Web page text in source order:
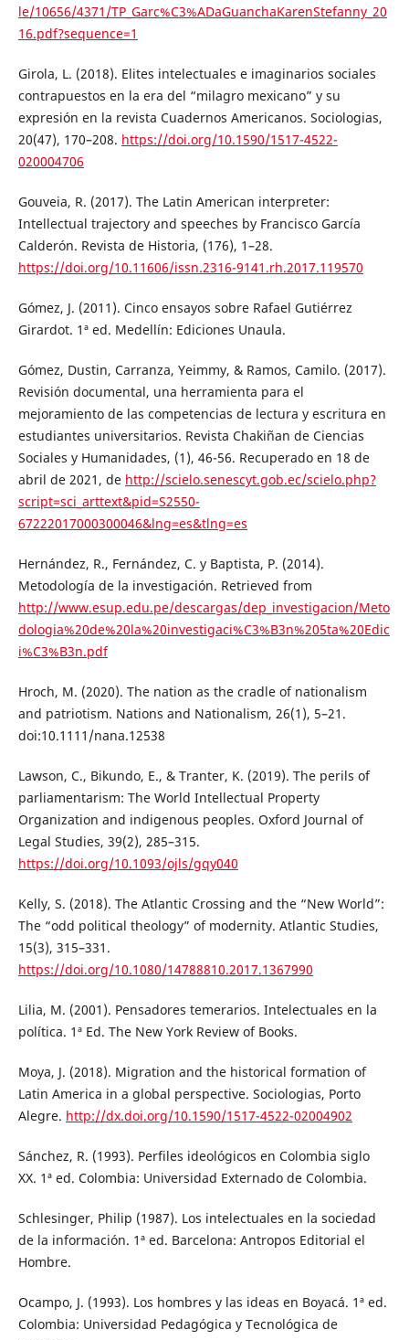
le/10656/4371/TP_Garc%C3%ADaGuanchaKarenStefanny_20
16.pdf?sequence=1
Girola, L. (2018). Elites intelectuales e imaginarios sociales
contrapuestos en la era del “milagro mexicano” y su
expresión en la revista Cuadernos Americanos. Sociologias,
20(47), 170–208. https://doi.org/10.1590/1517-4522-
020004706
Gouveia, R. (2017). The Latin American interpreter:
Intellectual trajectory and speeches by Francisco García
Calderón. Revista de Historia, (176), 1–28.
https://doi.org/10.11606/issn.2316-9141.rh.2017.119570
Gómez, J. (2011). Cinco ensayos sobre Rafael Gutiérrez
Girardot. 1ª ed. Medellín: Ediciones Unaula.
Gómez, Dustin, Carranza, Yeimmy, & Ramos, Camilo. (2017).
Revisión documental, una herramienta para el
mejoramiento de las competencias de lectura y escritura en
estudiantes universitarios. Revista Chakiñan de Ciencias
Sociales y Humanidades, (1), 46-56. Recuperado en 18 de
abril de 2021, de http://scielo.senescyt.gob.ec/scielo.php?
script=sci_arttext&pid=S2550-
67222017000300046&lng=es&tlng=es
Hernández, R., Fernández, C. y Baptista, P. (2014).
Metodología de la investigación. Retrieved from
http://www.esup.edu.pe/descargas/dep_investigacion/Meto
dologia%20de%20la%20investigaci%C3%B3n%205ta%20Edic
i%C3%B3n.pdf
Hroch, M. (2020). The nation as the cradle of nationalism
and patriotism. Nations and Nationalism, 26(1), 5–21.
doi:10.1111/nana.12538
Lawson, C., Bikundo, E., & Tranter, K. (2019). The perils of
parliamentarism: The World Intellectual Property
Organization and indigenous peoples. Oxford Journal of
Legal Studies, 39(2), 285–315.
https://doi.org/10.1093/ojls/gqy040
Kelly, S. (2018). The Atlantic Crossing and the “New World”:
The “odd political theology” of modernity. Atlantic Studies,
15(3), 315–331.
https://doi.org/10.1080/14788810.2017.1367990
Lilia, M. (2001). Pensadores temerarios. Intelectuales en la
política. 1ª Ed. The New York Review of Books.
Moya, J. (2018). Migration and the historical formation of
Latin America in a global perspective. Sociologias, Porto
Alegre. http://dx.doi.org/10.1590/1517-4522-02004902
Sánchez, R. (1993). Perfiles ideológicos en Colombia siglo
XX. 1ª ed. Colombia: Universidad Externado de Colombia.
Schlesinger, Philip (1987). Los intelectuales en la sociedad
de la información. 1ª ed. Barcelona: Antropos Editorial el
Hombre.
Ocampo, J. (1993). Los hombres y las ideas en Boyacá. 1ª ed.
Colombia: Universidad Pedagógica y Tecnológica de